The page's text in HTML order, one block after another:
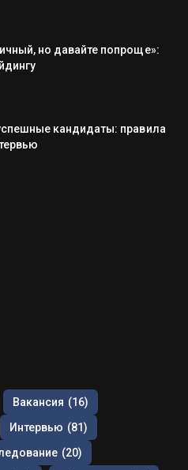
но давайте попроще»:
кандидаты: правила
Вакансия (16)
Интервью (81)
(20)